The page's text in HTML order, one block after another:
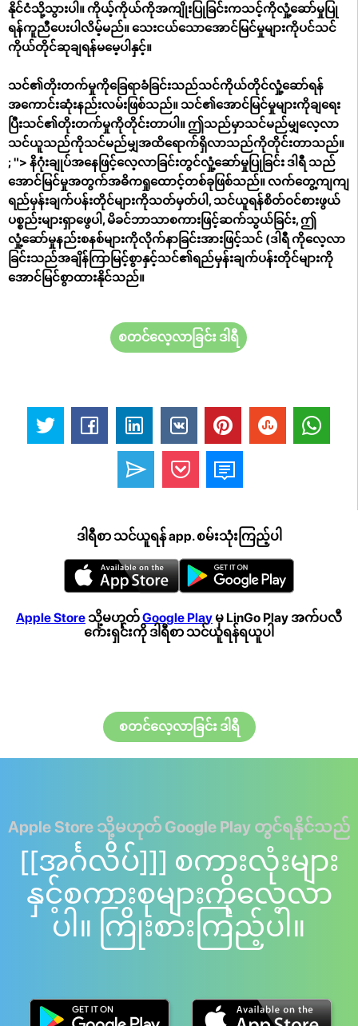
နိုင်ငံသို့သွားပါ။ ကိုယ့်ကိုယ်ကိုအကျိုးပြုခြင်းကသင့်ကိုလှုံ့ဆော်မှုပြု
ရန်ကူညီပေးပါလိမ့်မည်။ သေးငယ်သောအောင်မြင်မှုများကိုပင်သင်
ကိုယ်တိုင်ဆုချရန်မမေ့ပါနှင့်။
သင်၏တိုးတက်မှုကိုခြေရာခံခြင်းသည်သင်ကိုယ်တိုင်လှုံ့ဆော်ရန်
အကောင်းဆုံးနည်းလမ်းဖြစ်သည်။ သင်၏အောင်မြင်မှုများကိုချရေး
ပြီးသင်၏တိုးတက်မှုကိုတိုင်းတာပါ။ ဤသည်မှာသင်မည်မျှလေ့လာ
သင်ယူသည်ကိုသင်မည်မျှအထိရောက်ရှိလာသည်ကိုတိုင်းတာသည်။
; "> နိဂုံးချုပ်အနေဖြင့်လေ့လာခြင်းတွင်လှုံ့ဆော်မှုပြုခြင်း ဒါရီ သည်
အောင်မြင်မှုအတွက်အဓိကရှုထောင့်တစ်ခုဖြစ်သည်။ လက်တွေ့ကျကျ
ရည်မှန်းချက်ပန်းတိုင်များကိုသတ်မှတ်ပါ, သင်ယူရန်စိတ်ဝင်စားဖွယ်
ပစ္စည်းများရှာဖွေပါ, မိခင်ဘာသာစကားဖြင့်ဆက်သွယ်ခြင်း, ဤ
လှုံ့ဆော်မှုနည်းစနစ်များကိုလိုက်နာခြင်းအားဖြင့်သင် (ဒါရီ ကိုလေ့လာ
ခြင်းသည်အချိန်ကြာမြင့်စွာနှင့်သင်၏ရည်မှန်းချက်ပန်းတိုင်များကို
အောင်မြင်စွာထားနိုင်သည်။
စတင်လေ့လာခြင်း ဒါရီ
ဒါရီစာ သင်ယူရန် app. စမ်းသုံးကြည့်ပါ
Apple Storeသို့မဟုတ်Google Play မှ LinGo Play အက်ပလီ
ကေးရှင်းကို ဒါရီစာ သင်ယူရန်ရယူပါ
စတင်လေ့လာခြင်း ဒါရီ
Apple Store သို့မဟုတ် Google Play တွင်ရနိုင်သည်
[[အင်္ဂလိပ်]]] စကားလုံးများ
နှင့်စကားစုများကိုလေ့လာ
ပါ။ ကြိုးစားကြည့်ပါ။